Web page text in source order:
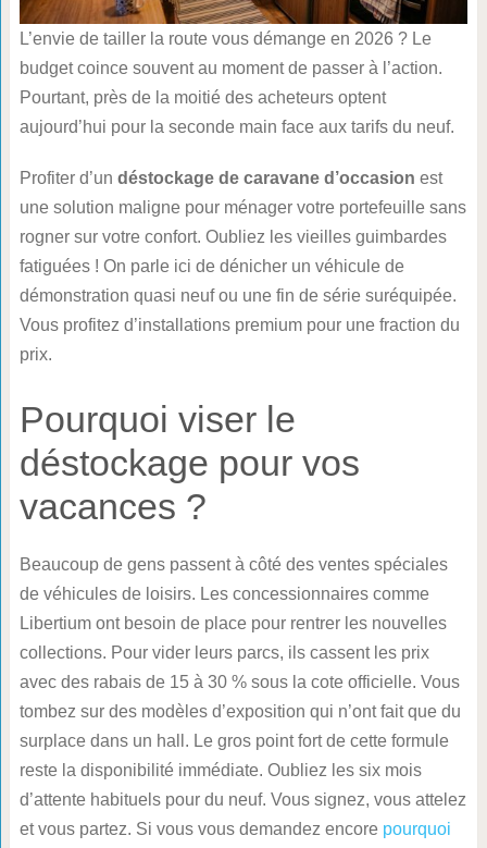
L’envie de tailler la route vous démange en 2026 ? Le
budget coince souvent au moment de passer à l’action.
Pourtant, près de la moitié des acheteurs optent
aujourd’hui pour la seconde main face aux tarifs du neuf.
Profiter d’un déstockage de caravane d’occasion est
une solution maligne pour ménager votre portefeuille sans
rogner sur votre confort. Oubliez les vieilles guimbardes
fatiguées ! On parle ici de dénicher un véhicule de
démonstration quasi neuf ou une fin de série suréquipée.
Vous profitez d’installations premium pour une fraction du
prix.
Pourquoi viser le
déstockage pour vos
vacances ?
Beaucoup de gens passent à côté des ventes spéciales
de véhicules de loisirs. Les concessionnaires comme
Libertium ont besoin de place pour rentrer les nouvelles
collections. Pour vider leurs parcs, ils cassent les prix
avec des rabais de 15 à 30 % sous la cote officielle. Vous
tombez sur des modèles d’exposition qui n’ont fait que du
surplace dans un hall. Le gros point fort de cette formule
reste la disponibilité immédiate. Oubliez les six mois
d’attente habituels pour du neuf. Vous signez, vous attelez
et vous partez. Si vous vous demandez encore pourquoi